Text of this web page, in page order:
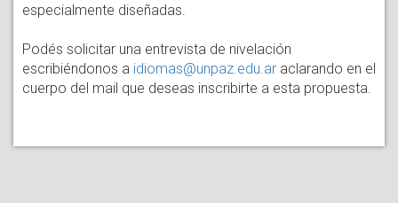
especialmente diseñadas.
Podés solicitar una entrevista de nivelación
escribiéndonos a idiomas@unpaz.edu.ar aclarando en el
cuerpo del mail que deseas inscribirte a esta propuesta.